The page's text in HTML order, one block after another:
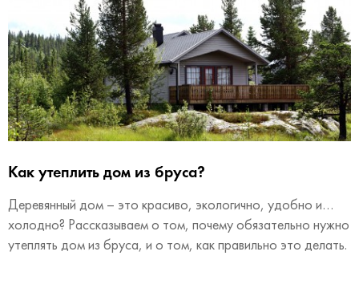
Как утеплить дом из бруса?
Деревянный дом – это красиво, экологично, удобно и…
холодно? Рассказываем о том, почему обязательно нужно
утеплять дом из бруса, и о том, как правильно это делать.